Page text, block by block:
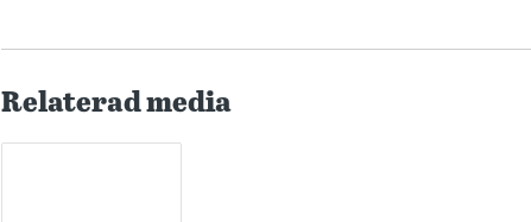
Relaterad media